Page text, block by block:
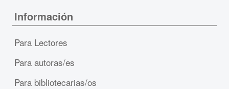
Información
Para Lectores
Para autoras/es
Para bibliotecarias/os